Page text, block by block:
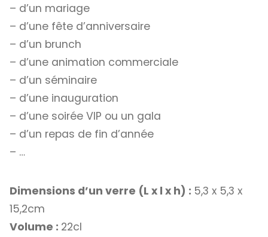
– d’un mariage
– d’une fête d’anniversaire
– d’un brunch
– d’une animation commerciale
– d’un séminaire
– d’une inauguration
– d’une soirée VIP ou un gala
– d’un repas de fin d’année
– …
Dimensions d’un verre (L x l x h) : 5,3 x 5,3 x
15,2cm
Volume : 22cl